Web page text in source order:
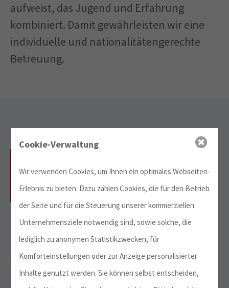
aufweist, das Jugend und Erfahrung
kombiniert. Damit gewährleisten wir eine
individuelle und nationalitätengerechte
Betreuung.
Hohe Erfolgsquote
Durch eine leistungsfördernde Ausbildung
unserer Studienbewerber/-innen
absolvieren mehr als 60% unserer zur
Feststellungsprüfung (FSP) zugelassenen
Cookie-Verwaltung
Wir verwenden Cookies, um Ihnen ein optimales Webseiten-
Erlebnis zu bieten. Dazu zählen Cookies, die für den Betrieb
der Seite und für die Steuerung unserer kommerziellen
Unternehmensziele notwendig sind, sowie solche, die
lediglich zu anonymen Statistikzwecken, für
Komforteinstellungen oder zur Anzeige personalisierter
Inhalte genutzt werden. Sie können selbst entscheiden,